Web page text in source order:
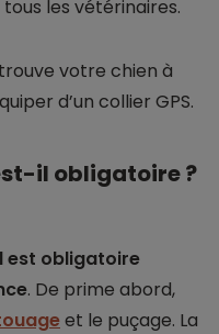
les vétérinaires.
votre chien à
d’un collier GPS.
il obligatoire ?
est obligatoire
. De prime abord,
et le puçage. La